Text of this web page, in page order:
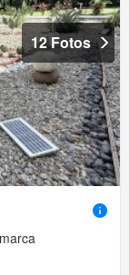
12 Fotos